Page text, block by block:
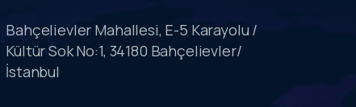
Bahçelievler Mahallesi, E-5 Karayolu /
Kültür Sok No:1, 34180 Bahçelievler/
İstanbul